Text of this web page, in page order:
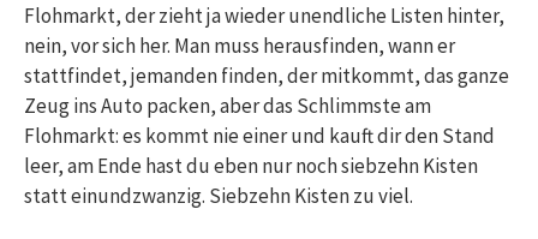
Flohmarkt, der zieht ja wieder unendliche Listen hinter,
nein, vor sich her. Man muss herausfinden, wann er
stattfindet, jemanden finden, der mitkommt, das ganze
Zeug ins Auto packen, aber das Schlimmste am
Flohmarkt: es kommt nie einer und kauft dir den Stand
leer, am Ende hast du eben nur noch siebzehn Kisten
statt einundzwanzig. Siebzehn Kisten zu viel.